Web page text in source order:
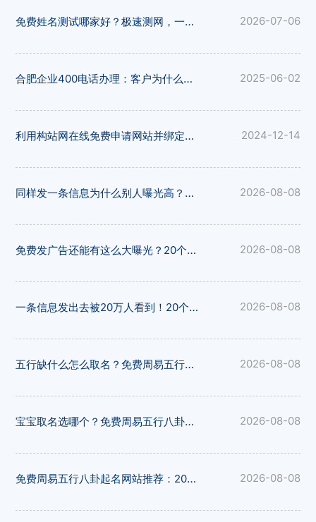
免费姓名测试哪家好？极速测网，一键解锁姓名隐藏寓意 2026-07-06
合肥企业400电话办理：客户为什么更愿意拨打400电话 2025-06-02
利用构站网在线免费申请网站并绑定域名 2024-12-14
同样发一条信息为什么别人曝光高？20个免费发布网站技巧揭秘，易发布网帮您获客 2026-08-08
免费发广告还能有这么大曝光？20个分类信息平台实测对比，易发布网排名靠前 2026-08-08
一条信息发出去被20万人看到！20个免费发布供求信息的网站整理好了，易发布网曝光... 2026-08-08
五行缺什么怎么取名？免费周易五行八卦起名网站指南，极速测网帮您分析 2026-08-08
宝宝取名选哪个？免费周易五行八卦起名网站盘点，极速测网功能丰富 2026-08-08
免费周易五行八卦起名网站推荐：20个平台对比，极速测网值得信赖 2026-08-08